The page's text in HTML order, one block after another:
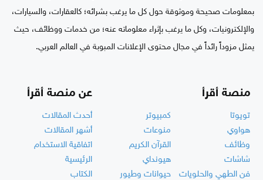
بمعلومات صحيحة وموثوقة حول كل ما يرغب بشرائه؛ كالعقارات، والسيارات،
والإلكترونيات، وكل ما يرغب بإثراء معلوماته عنه؛ من خدمات ووظائف، حيث
يمثل مزوداً رائداً في مجال محتوى الإعلانات المبوبة في العالم العربي.
منصة أقرأ
تويوتا
كمبيوتر
هواوي
منوعات
وظائف
القرآن الكريم
شاشات
هيونداي
فن الطهي والحلويات
حيوانات وطيور
عن منصة أقرأ
أحدث المقالات
أشهر المقالات
اتفاقية الاستخدام
الرئيسية
الكتاب